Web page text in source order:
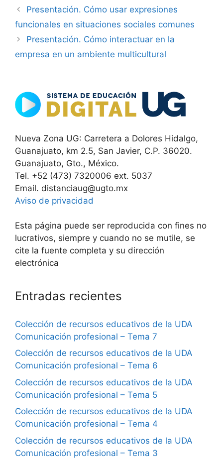
Presentación. Cómo usar expresiones
funcionales en situaciones sociales comunes
Presentación. Cómo interactuar en la
empresa en un ambiente multicultural
Nueva Zona UG: Carretera a Dolores Hidalgo,
Guanajuato, km 2.5, San Javier, C.P. 36020.
Guanajuato, Gto., México.
Tel. +52 (473) 7320006 ext. 5037
Email. distanciaug@ugto.mx
Aviso de privacidad
Esta página puede ser reproducida con fines no
lucrativos, siempre y cuando no se mutile, se
cite la fuente completa y su dirección
electrónica
Entradas recientes
Colección de recursos educativos de la UDA
Comunicación profesional – Tema 7
Colección de recursos educativos de la UDA
Comunicación profesional – Tema 6
Colección de recursos educativos de la UDA
Comunicación profesional – Tema 5
Colección de recursos educativos de la UDA
Comunicación profesional – Tema 4
Colección de recursos educativos de la UDA
Comunicación profesional – Tema 3